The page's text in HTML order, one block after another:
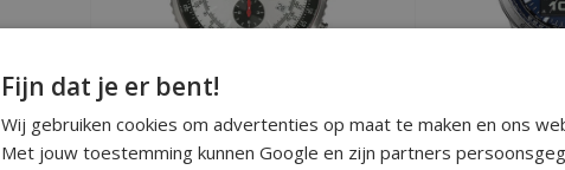
Ø 45 mm Ø
Fijn dat je er bent!
Wij gebruiken cookies om advertenties op maat te maken en ons
Met jouw toestemming kunnen Google en zijn partners